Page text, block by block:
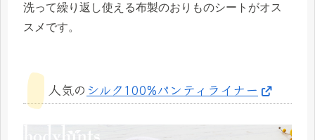
洗って繰り返し使える布製のおりものシートがオス
スメです。
人気のシルク100%パンティライナー